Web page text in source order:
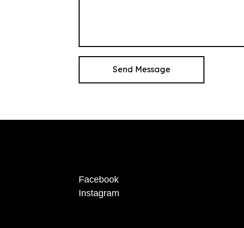
Send Message
Facebook
Instagram